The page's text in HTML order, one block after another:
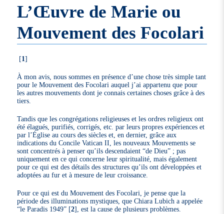
L’Œuvre de Marie ou
Mouvement des Focolari
[1]
À mon avis, nous sommes en présence d’une chose très simple tant
pour le Mouvement des Focolari auquel j’ai appartenu que pour
les autres mouvements dont je connais certaines choses grâce à des
tiers.
Tandis que les congrégations religieuses et les ordres religieux ont
été élagués, purifiés, corrigés, etc. par leurs propres expériences et
par l’Église au cours des siècles et, en dernier, grâce aux
indications du Concile Vatican II, les nouveaux Mouvements se
sont concentrés à penser qu’ils descendaient “de Dieu” ; pas
uniquement en ce qui concerne leur spiritualité, mais également
pour ce qui est des détails des structures qu’ils ont développées et
adoptées au fur et à mesure de leur croissance.
Pour ce qui est du Mouvement des Focolari, je pense que la
période des illuminations mystiques, que Chiara Lubich a appelée
“le Paradis 1949” [2], est la cause de plusieurs problèmes.